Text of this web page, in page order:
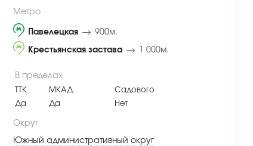
Метро
Павелецкая 900м.
Крестьянская застава 1 000м.
В пределах
ТТК МКАД
Садового
Да
Да Нет
Округ
Южный административный округ